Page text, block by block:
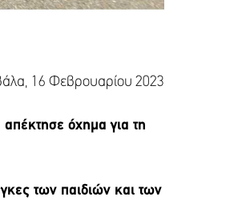
16 Φεβρουαρίου 2023
όχημα για τη
των παιδιών και των